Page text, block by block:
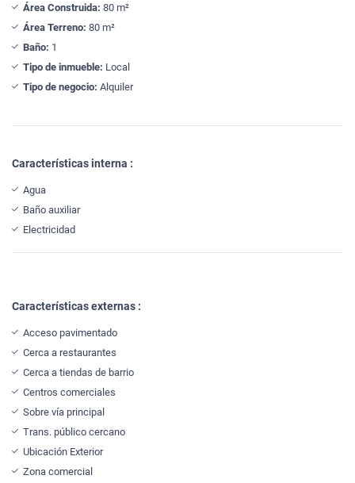
Área Construida: 80 m²
Área Terreno: 80 m²
Baño: 1
Tipo de inmueble: Local
Tipo de negocio: Alquiler
Características interna :
Agua
Baño auxiliar
Electricidad
Características externas :
Acceso pavimentado
Cerca a restaurantes
Cerca a tiendas de barrio
Centros comerciales
Sobre vía principal
Trans. público cercano
Ubicación Exterior
Zona comercial